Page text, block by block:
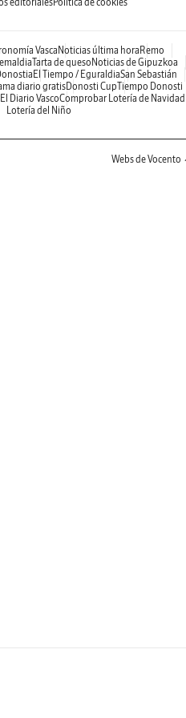
Vasca Noticias última hora Remo
Tarta de queso Noticias de Gipuzkoa
El Tiempo / EguraldiaSan Sebastián
diario gratisDonosti CupTiempo Donosti
Diario VascoComprobar Lotería de Navidad
Lotería del Niño
Webs de Vocento